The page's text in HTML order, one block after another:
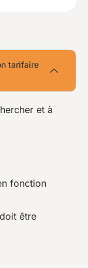
tarifaire
et à
fonction
être